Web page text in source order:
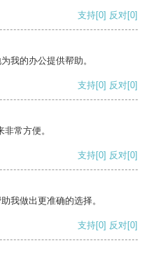
支持[0] 反对[0]
我的办公提供帮助。
支持[0] 反对[0]
常方便。
支持[0] 反对[0]
我做出更准确的选择。
支持[0] 反对[0]